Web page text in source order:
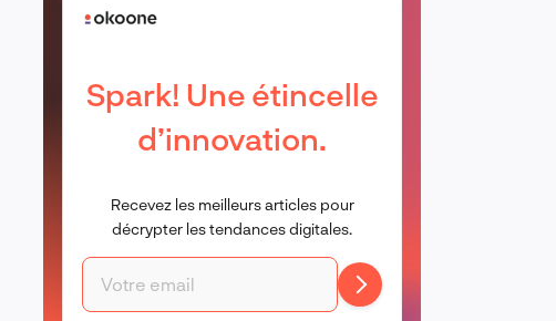
Spark! Une étincelle
d’innovation.
Recevez les meilleurs articles pour
décrypter les tendances digitales.